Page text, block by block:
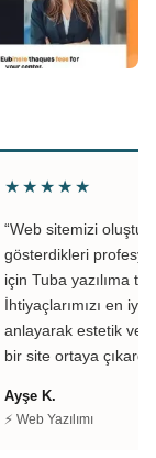
★★★★★
“Web sitemizi
gösterdikleri
için Tuba yazılıma
İhtiyaçlarımızı en iyi
anlayarak estetik ve
bir site ortaya
Ayşe K.
⚡ Web Yazılımı